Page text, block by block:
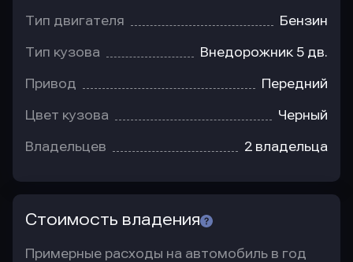
Тип двигателя Бензин
Тип кузова Внедорожник 5 дв.
Привод Передний
Цвет кузова Черный
Владельцев 2 владельца
Стоимость владения
Примерные расходы на автомобиль в год